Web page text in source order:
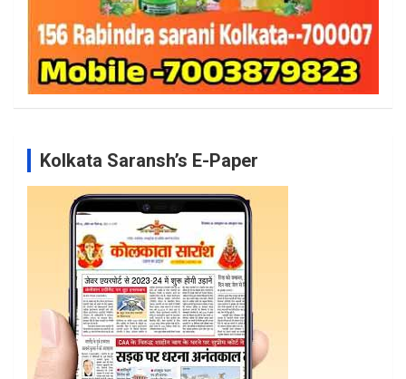
Kolkata Saransh’s E-Paper